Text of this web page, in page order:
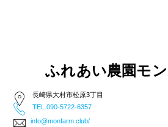
ふれあい農園モ
長崎県大村市松原3丁目
TEL.090-5722-6357
info@monfarm.club/